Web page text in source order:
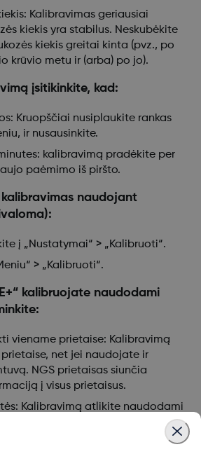
Kalibravimas geriausiai
kiekis yra stabilus. Neskubėkite
kiekis greitai kinta (pvz., po
krūvio metu ir (arba) po jo).
įsitikinkite, kad:
Kruopščiai nusiplaukite rankas
ir nusausinkite.
kalibravimą pradėkite per
paėmimo iš piršto.
kalibravimas naudojant
į „Nustatymai“ > „Kalibruoti“.
> „Kalibruoti“.
kalibruojate naudodami
viename prietaise: Kalibravimą
net jei naudojate ir
NGS prietaisas siunčia
į visus prietaisus.
Kalibravimą atlikite naudodami